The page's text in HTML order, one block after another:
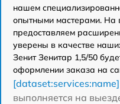
нашем
опытными мастерами. На
предоставляем
уверены в качестве
Зенит Зенитар 1,5/50
оформлении заказа на
выполняется на